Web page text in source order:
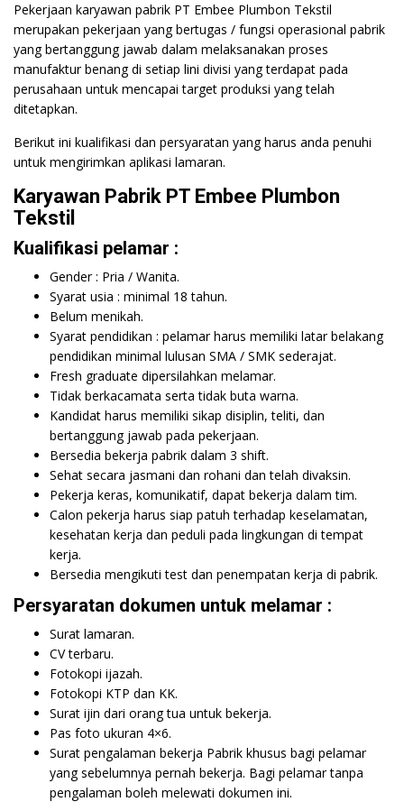
Pekerjaan karyawan pabrik PT Embee Plumbon Tekstil
merupakan pekerjaan yang bertugas / fungsi operasional pabrik
yang bertanggung jawab dalam melaksanakan proses
manufaktur benang di setiap lini divisi yang terdapat pada
perusahaan untuk mencapai target produksi yang telah
ditetapkan.
Berikut ini kualifikasi dan persyaratan yang harus anda penuhi
untuk mengirimkan aplikasi lamaran.
Karyawan Pabrik PT Embee Plumbon
Tekstil
Kualifikasi pelamar :
Gender : Pria / Wanita.
Syarat usia : minimal 18 tahun.
Belum menikah.
Syarat pendidikan : pelamar harus memiliki latar belakang
pendidikan minimal lulusan SMA / SMK sederajat.
Fresh graduate dipersilahkan melamar.
Tidak berkacamata serta tidak buta warna.
Kandidat harus memiliki sikap disiplin, teliti, dan
bertanggung jawab pada pekerjaan.
Bersedia bekerja pabrik dalam 3 shift.
Sehat secara jasmani dan rohani dan telah divaksin.
Pekerja keras, komunikatif, dapat bekerja dalam tim.
Calon pekerja harus siap patuh terhadap keselamatan,
kesehatan kerja dan peduli pada lingkungan di tempat
kerja.
Bersedia mengikuti test dan penempatan kerja di pabrik.
Persyaratan dokumen untuk melamar :
Surat lamaran.
CV terbaru.
Fotokopi ijazah.
Fotokopi KTP dan KK.
Surat ijin dari orang tua untuk bekerja.
Pas foto ukuran 4×6.
Surat pengalaman bekerja Pabrik khusus bagi pelamar
yang sebelumnya pernah bekerja. Bagi pelamar tanpa
pengalaman boleh melewati dokumen ini.